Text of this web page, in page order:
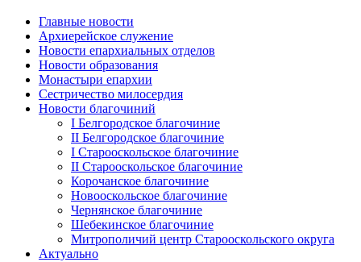
Главные новости
Архиерейское служение
Новости епархиальных отделов
Новости образования
Монастыри епархии
Сестричество милосердия
Новости благочиний
I Белгородское благочиние
II Белгородское благочиние
I Старооскольское благочиние
II Старооскольское благочиние
Корочанское благочиние
Новооскольское благочиние
Чернянское благочиние
Шебекинское благочиние
Митрополичий центр Старооскольского округа
Актуально